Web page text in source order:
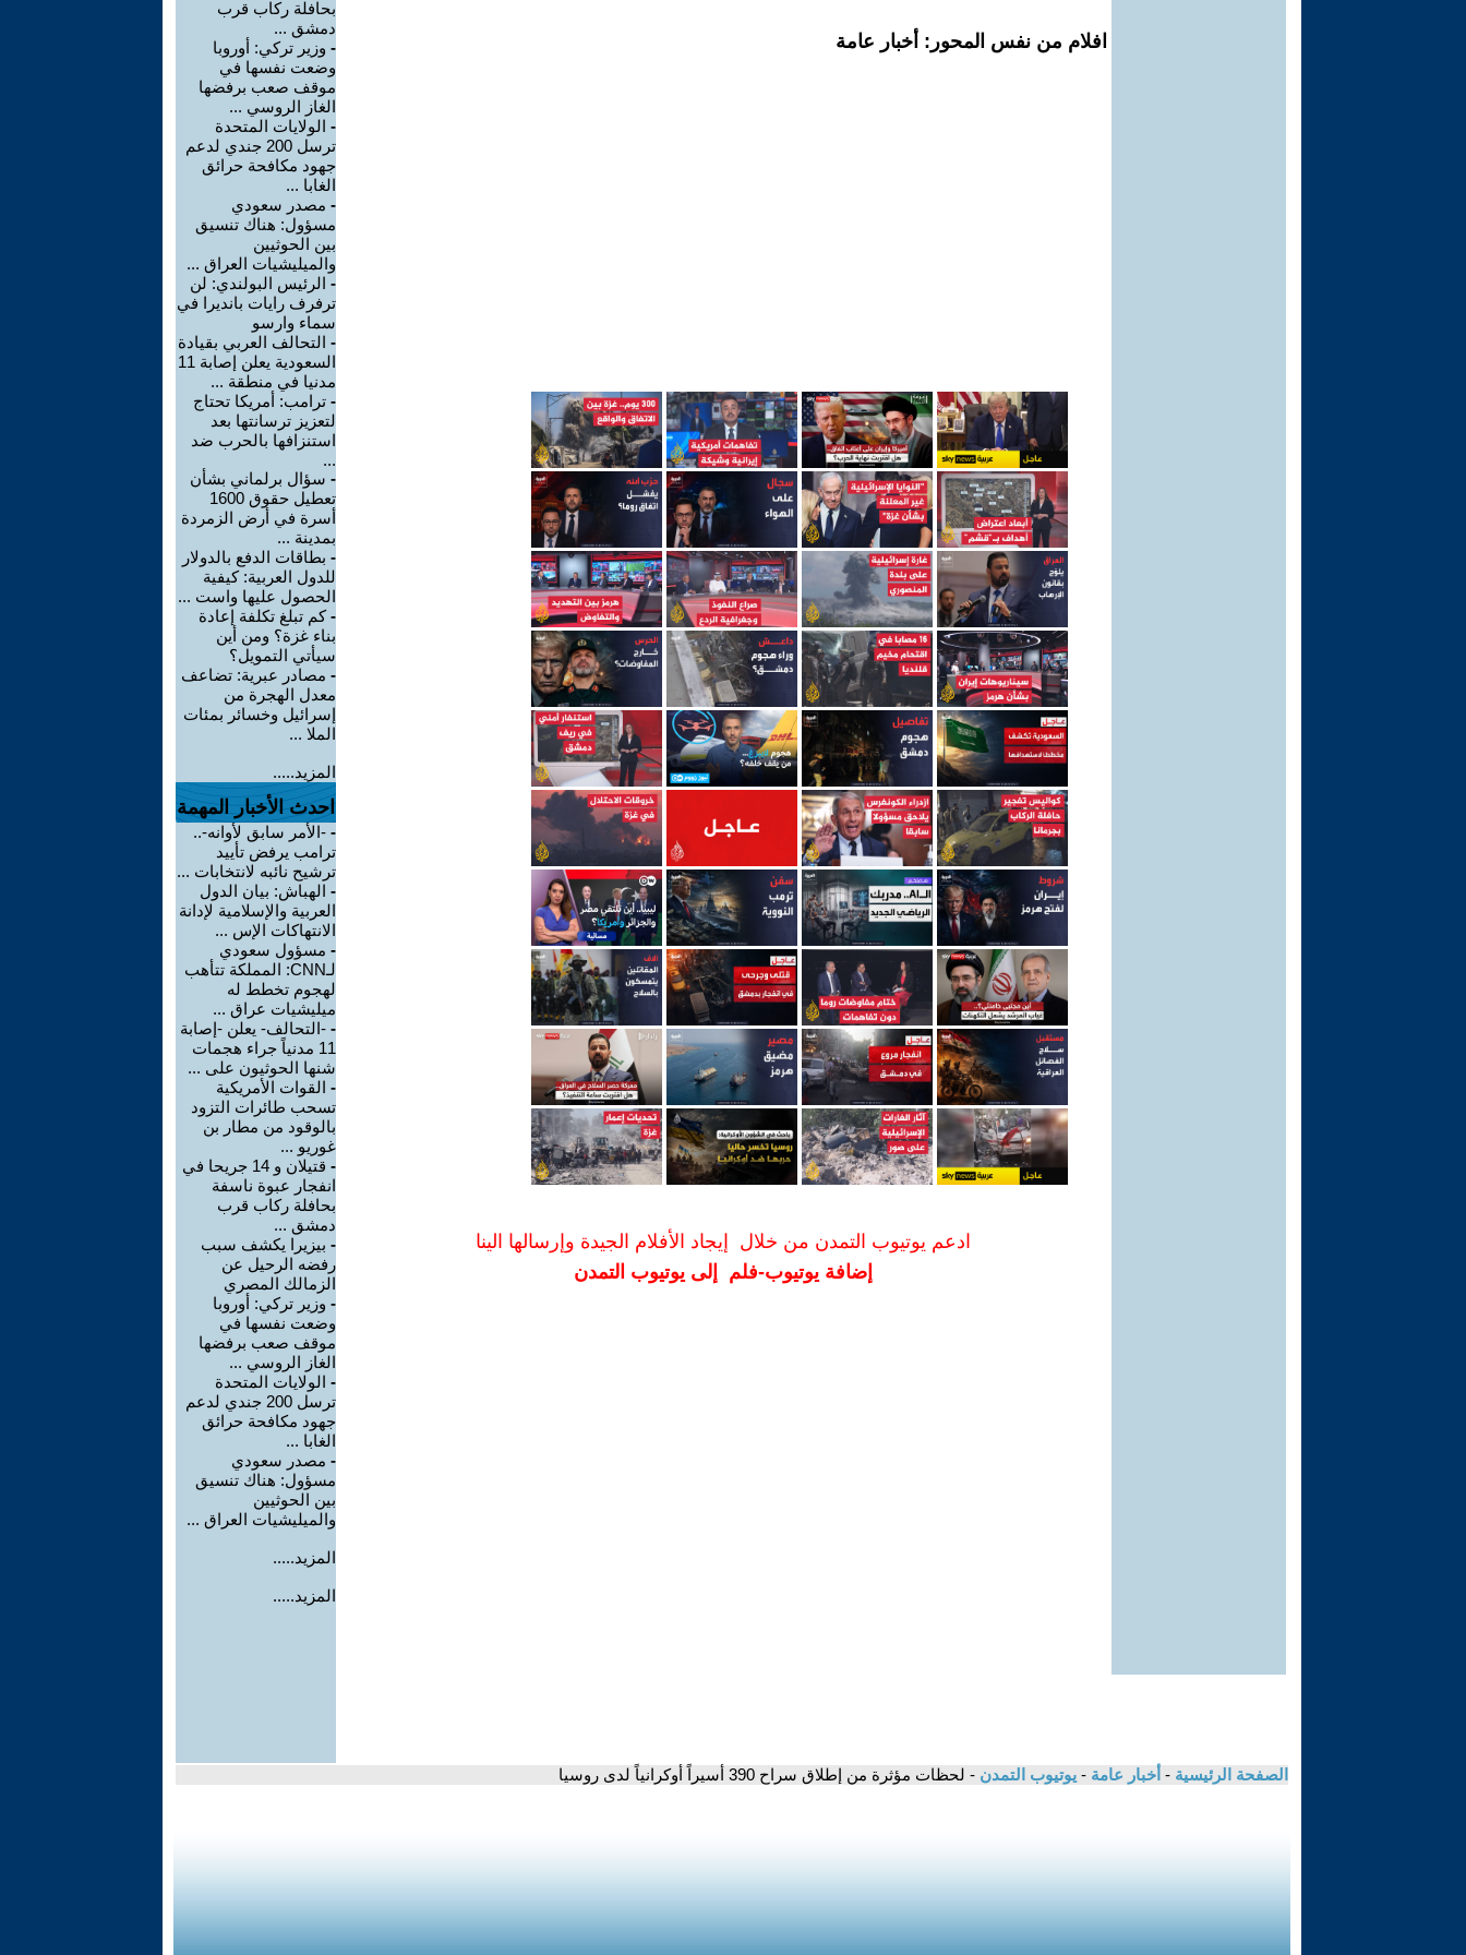
افلام من نفس المحور: أخبار عامة
ادعم يوتيوب التمدن من خلال إيجاد الأفلام الجيدة وإرسالها الينا
إضافة يوتيوب-فلم إلى يوتيوب التمدن
بحافلة ركاب قرب
دمشق ...
- وزير تركي: أوروبا
وضعت نفسها في
موقف صعب برفضها
الغاز الروسي ...
- الولايات المتحدة
ترسل 200 جندي لدعم
جهود مكافحة حرائق
الغابا ...
- مصدر سعودي
مسؤول: هناك تنسيق
بين الحوثيين
والميليشيات العراق ...
- الرئيس البولندي: لن
ترفرف رايات بانديرا في
سماء وارسو
- التحالف العربي بقيادة
السعودية يعلن إصابة 11
مدنيا في منطقة ...
- ترامب: أمريكا تحتاج
لتعزيز ترسانتها بعد
استنزافها بالحرب ضد
...
- سؤال برلماني بشأن
تعطيل حقوق 1600
أسرة في أرض الزمردة
بمدينة ...
- بطاقات الدفع بالدولار
للدول العربية: كيفية
الحصول عليها واست ...
-كم تبلغ تكلفة إعادة
بناء غزة؟ ومن أين
سيأتي التمويل؟
- مصادر عبرية: تضاعف
معدل الهجرة من
إسرائيل وخسائر بمئات
الملا ...
المزيد.....
احدث الأخبار المهمة
- -الأمر سابق لأوانه-..
ترامب يرفض تأييد
ترشيح نائبه لانتخابات ...
- الهباش: بيان الدول
العربية والإسلامية لإدانة
الانتهاكات الإس ...
- مسؤول سعودي
لـCNN: المملكة تتأهب
لهجوم تخطط له
ميليشيات عراق ...
- -التحالف- يعلن -إصابة
11 مدنياً جراء هجمات
شنها الحوثيون على ...
- القوات الأمريكية
تسحب طائرات التزود
بالوقود من مطار بن
غوريو ...
-
قتيلان و 14 جريحا في
انفجار عبوة ناسفة
بحافلة ركاب قرب
دمشق ...
- بيزيرا يكشف سبب
رفضه الرحيل عن
الزمالك المصري
- وزير تركي: أوروبا
وضعت نفسها في
موقف صعب برفضها
الغاز الروسي ...
- الولايات المتحدة
ترسل 200 جندي لدعم
جهود مكافحة حرائق
الغابا ...
- مصدر سعودي
مسؤول: هناك تنسيق
بين الحوثيين
والميليشيات العراق ...
المزيد.....
المزيد.....
الصفحة الرئيسية - أخبار عامة - يوتيوب التمدن - لحظات مؤثرة من إطلاق سراح 390 أسيراً أوكرانياً لدى روسيا